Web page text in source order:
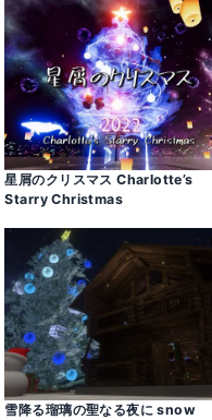
星屑のクリスマス Charlotte’s
Starry Christmas
雪降る瑠璃の聖なる夜に snow